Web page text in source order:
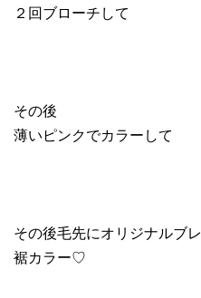
２回ブローチして
その後
薄いピンクでカラーして
その後毛先にオリジナルブ
裾カラー♡